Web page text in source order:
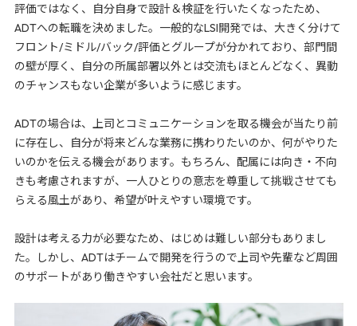
評価ではなく、自分自身で設計＆検証を行いたくなったため、
ADTへの転職を決めました。一般的なLSI開発では、大きく分けて
フロント/ミドル/バック/評価とグループが分かれており、部門間
の壁が厚く、自分の所属部署以外とは交流もほとんどなく、異動
のチャンスもない企業が多いように感じます。
ADTの場合は、上司とコミュニケーションを取る機会が当たり前
に存在し、自分が将来どんな業務に携わりたいのか、何がやりた
いのかを伝える機会があります。もちろん、配属には向き・不向
きも考慮されますが、一人ひとりの意志を尊重して挑戦させても
らえる風土があり、希望が叶えやすい環境です。
設計は考える力が必要なため、はじめは難しい部分もありまし
た。しかし、ADTはチームで開発を行うので上司や先輩など周囲
のサポートがあり働きやすい会社だと思います。